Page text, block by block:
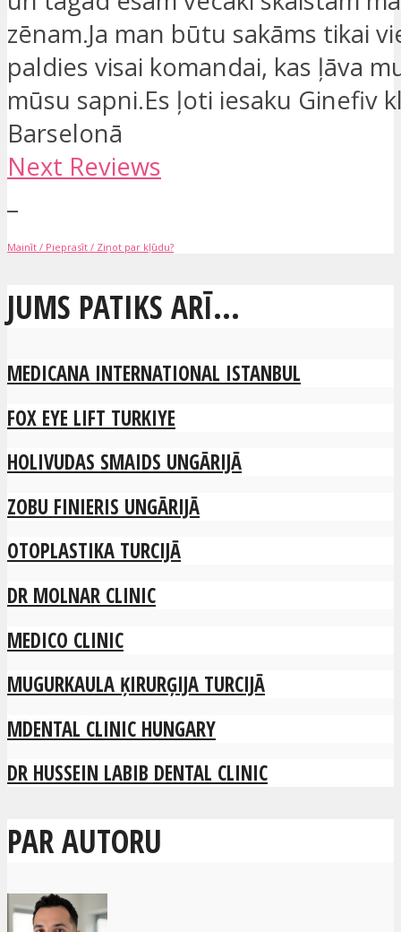
zēnam.Ja man būtu sakāms tikai
paldies visai komandai, kas ļāva
mūsu sapni.Es ļoti iesaku Ginefiv
Barselonā
Next Reviews
Mainīt / Pieprasīt / Ziņot par kļūdu?
JUMS PATIKS ARĪ...
MEDICANA INTERNATIONAL ISTANBUL
FOX EYE LIFT TURKIYE
HOLIVUDAS SMAIDS UNGĀRIJĀ
ZOBU FINIERIS UNGĀRIJĀ
OTOPLASTIKA TURCIJĀ
DR MOLNAR CLINIC
MEDICO CLINIC
MUGURKAULA ĶIRURĢIJA TURCIJĀ
MDENTAL CLINIC HUNGARY
DR HUSSEIN LABIB DENTAL CLINIC
PAR AUTORU